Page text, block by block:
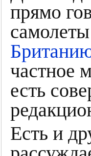
прямо
частное
есть
Есть и